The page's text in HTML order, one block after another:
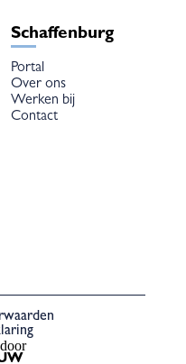
Schaffenburg
Portal
Over ons
Werken bij
Contact